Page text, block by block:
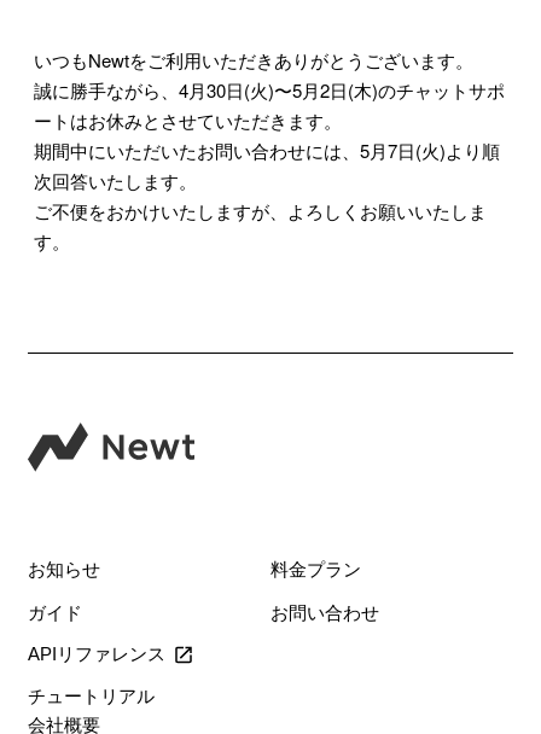
いつもNewtをご利用いただきありがとうございます。
誠に勝手ながら、4月30日(火)〜5月2日(木)のチャットサポ
ートはお休みとさせていただきます。
期間中にいただいたお問い合わせには、5月7日(火)より順
次回答いたします。
ご不便をおかけいたしますが、よろしくお願いいたしま
す。
お知らせ
ガイド
APIリファレンス
チュートリアル
料金プラン
お問い合わせ
会社概要